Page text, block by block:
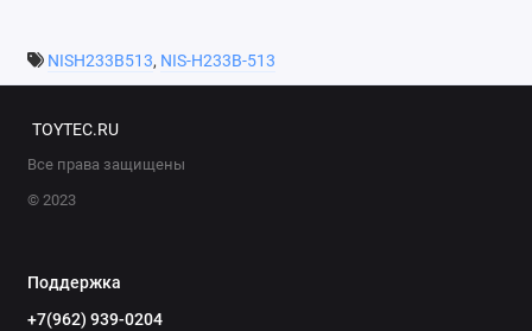
NISH233B513, NIS-H233B-513
TOYTEC.RU
Все права защищены
© 2023
Поддержка
+7(962) 939-0204